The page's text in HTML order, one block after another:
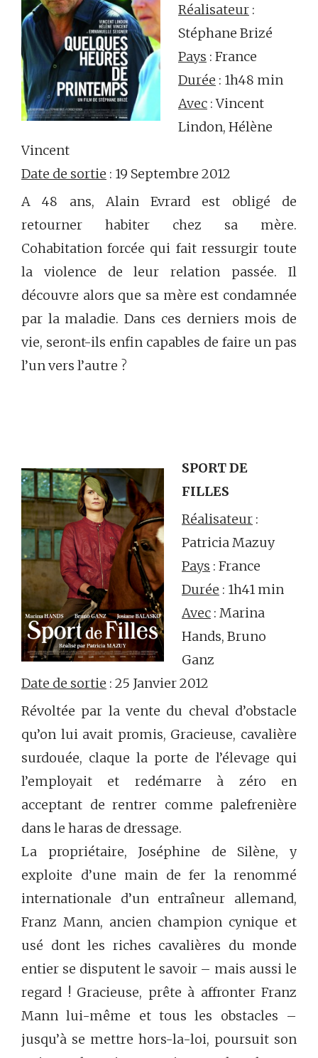
Réalisateur :
Stéphane Brizé
Pays : France
Durée : 1h48 min
Avec : Vincent
Lindon, Hélène
Vincent
Date de sortie : 19 Septembre 2012
A 48 ans, Alain Evrard est obligé de
retourner habiter chez sa mère.
Cohabitation forcée qui fait ressurgir toute
la violence de leur relation passée. Il
découvre alors que sa mère est condamnée
par la maladie. Dans ces derniers mois de
vie, seront-ils enfin capables de faire un pas
l’un vers l’autre ?
SPORT DE
FILLES
Réalisateur :
Patricia Mazuy
Pays : France
Durée : 1h41 min
Avec : Marina
Hands, Bruno
Ganz
Date de sortie : 25 Janvier 2012
Révoltée par la vente du cheval d’obstacle
qu’on lui avait promis, Gracieuse, cavalière
surdouée, claque la porte de l’élevage qui
l’employait et redémarre à zéro en
acceptant de rentrer comme palefrenière
dans le haras de dressage.
La propriétaire, Joséphine de Silène, y
exploite d’une main de fer la renommé
internationale d’un entraîneur allemand,
Franz Mann, ancien champion cynique et
usé dont les riches cavalières du monde
entier se disputent le savoir – mais aussi le
regard ! Gracieuse, prête à affronter Franz
Mann lui-même et tous les obstacles –
jusqu’à se mettre hors-la-loi, poursuit son